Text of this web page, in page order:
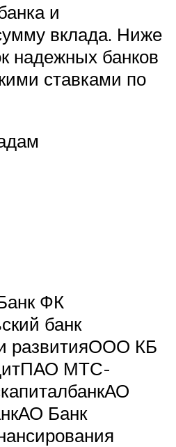
и
вклада. Ниже
надежных банков
ставками по
ФК
банк
развитияООО КБ
МТС-
Банк